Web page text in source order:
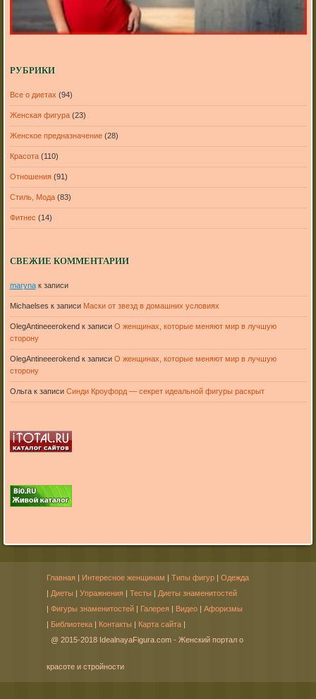
РУБРИКИ
Все о диетах (94)
Женская фигура(23)
Женское предназначение(28)
Красота(110)
Отношения(91)
Стиль, Мода(83)
Фитнес (14)
СВЕЖИЕ КОММЕНТАРИИ
marynaк записи
Michaelses к записи Маски от звезд в домашних условиях
OlegAntineeerokendк записи О женщинах, которые меняют мир в лучшую
сторону
OlegAntineeerokendк записи О женщинах, которые меняют мир в лучшую
сторону
Ольгак записи Синди Кроуфорд — секрет идеальной фигуры раскрыт
Главная | Интересное женщинам | Типы фигур | Одежда
| Диеты | Упражнения | Тесты | Диеты знаменитостей
| Фигуры знаменитостей | Галерея | Видео | Афоризмы
| Библиотека | Контакты | Карта сайта |
@ 2015-2018 IdealnayaFigura.com - Женский портал о
красоте и стройности